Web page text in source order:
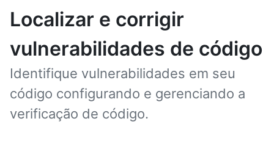
Localizar e corrigir
vulnerabilidades de código
Identifique vulnerabilidades em seu
código configurando e gerenciando a
verificação de código.